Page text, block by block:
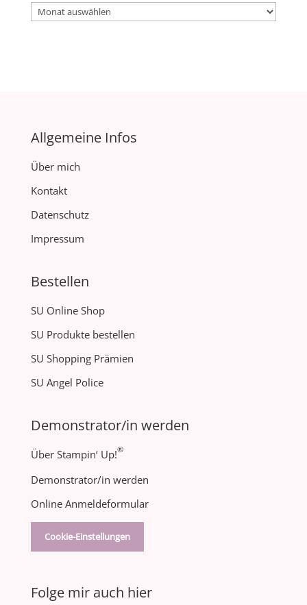
Archiv
Allgemeine Infos
Über mich
Kontakt
Datenschutz
Impressum
Bestellen
SU Online Shop
SU Produkte bestellen
SU Shopping Prämien
SU Angel Police
Demonstrator/in werden
Über Stampin‘ Up!®
Demonstrator/in werden
Online Anmeldeformular
Cookie-Einstellungen
Folge mir auch hier